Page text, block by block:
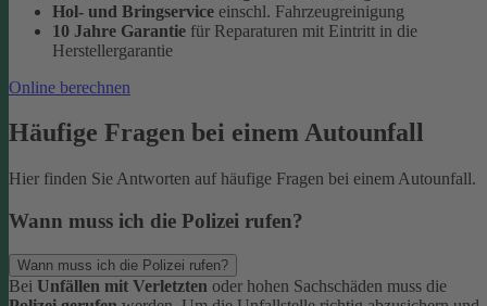
Hol- und Bringservice einschl. Fahrzeugreinigung
10 Jahre Garantie für Reparaturen mit Eintritt in die
Herstellergarantie
Online berechnen
Häufige Fragen bei einem Autounfall
Hier finden Sie Antworten auf häufige Fragen bei einem Autounfall.
Wann muss ich die Polizei rufen?
Wann muss ich die Polizei rufen?
Bei Unfällen mit Verletzten oder hohen Sachschäden muss die